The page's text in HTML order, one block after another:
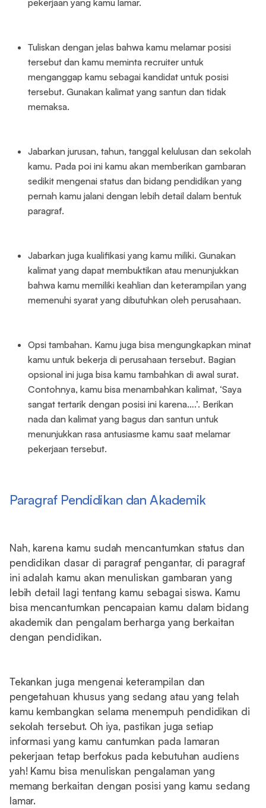
Tuliskan dengan jelas bahwa kamu melamar posisi
tersebut dan kamu meminta recruiter untuk
menganggap kamu sebagai kandidat untuk posisi
tersebut. Gunakan kalimat yang santun dan tidak
memaksa.
Jabarkan jurusan, tahun, tanggal kelulusan dan sekolah
kamu. Pada poi ini kamu akan memberikan gambaran
sedikit mengenai status dan bidang pendidikan yang
pernah kamu jalani dengan lebih detail dalam bentuk
paragraf.
Jabarkan juga kualifikasi yang kamu miliki. Gunakan
kalimat yang dapat membuktikan atau menunjukkan
bahwa kamu memiliki keahlian dan keterampilan yang
memenuhi syarat yang dibutuhkan oleh perusahaan.
Opsi tambahan. Kamu juga bisa mengungkapkan minat
kamu untuk bekerja di perusahaan tersebut. Bagian
opsional ini juga bisa kamu tambahkan di awal surat.
Contohnya, kamu bisa menambahkan kalimat, ‘Saya
sangat tertarik dengan posisi ini karena….’. Berikan
nada dan kalimat yang bagus dan santun untuk
menunjukkan rasa antusiasme kamu saat melamar
pekerjaan tersebut.
Paragraf Pendidikan dan Akademik
Nah, karena kamu sudah mencantumkan status dan
pendidikan dasar di paragraf pengantar, di paragraf
ini adalah kamu akan menuliskan gambaran yang
lebih detail lagi tentang kamu sebagai siswa. Kamu
bisa mencantumkan pencapaian kamu dalam bidang
akademik dan pengalam berharga yang berkaitan
dengan pendidikan.
Tekankan juga mengenai keterampilan dan
pengetahuan khusus yang sedang atau yang telah
kamu kembangkan selama menempuh pendidikan di
sekolah tersebut. Oh iya, pastikan juga setiap
informasi yang kamu cantumkan pada lamaran
pekerjaan tetap berfokus pada kebutuhan audiens
yah! Kamu bisa menuliskan pengalaman yang
memang berkaitan dengan posisi yang kamu sedang
lamar.